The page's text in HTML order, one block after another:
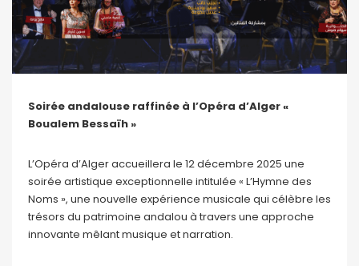
Soirée andalouse raffinée à l’Opéra d’Alger «
Boualem Bessaïh »
L’Opéra d’Alger accueillera le 12 décembre 2025 une
soirée artistique exceptionnelle intitulée « L’Hymne des
Noms », une nouvelle expérience musicale qui célèbre les
trésors du patrimoine andalou à travers une approche
innovante mêlant musique et narration.